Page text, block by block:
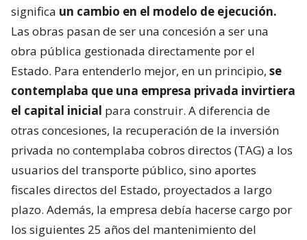
significa un cambio en el modelo de ejecución.
Las obras pasan de ser una concesión a ser una
obra pública gestionada directamente por el
Estado. Para entenderlo mejor, en un principio, se
contemplaba que una empresa privada invirtiera
el capital inicial para construir. A diferencia de
otras concesiones, la recuperación de la inversión
privada no contemplaba cobros directos (TAG) a los
usuarios del transporte público, sino aportes
fiscales directos del Estado, proyectados a largo
plazo. Además, la empresa debía hacerse cargo por
los siguientes 25 años del mantenimiento del